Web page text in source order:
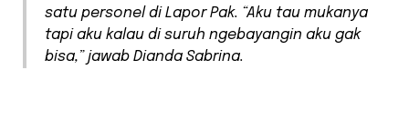
satu personel di Lapor Pak. “Aku tau mukanya
tapi aku kalau di suruh ngebayangin aku gak
bisa,” jawab Dianda Sabrina.